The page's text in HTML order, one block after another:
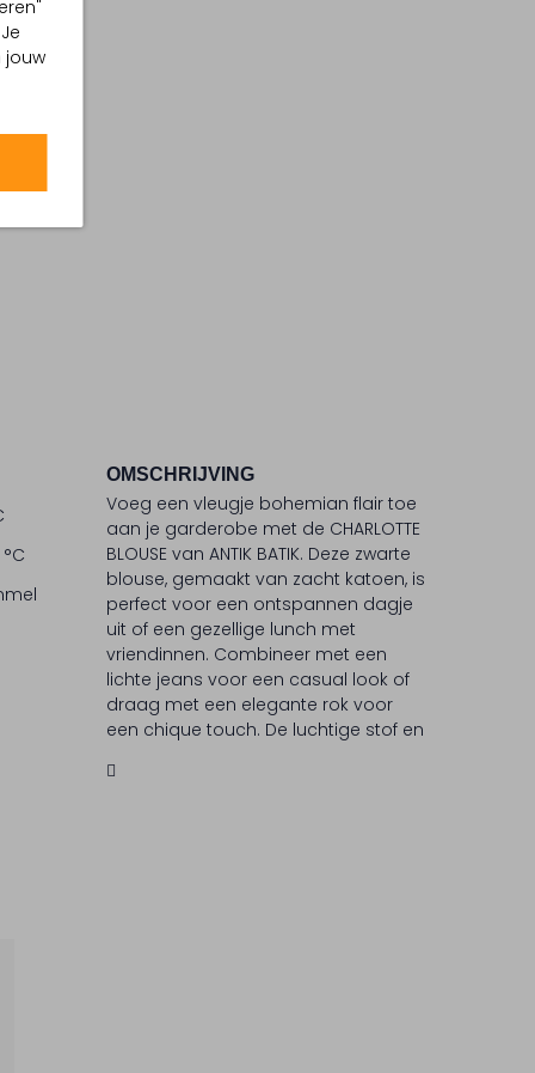
jouw
OMSCHRIJVING
Voeg een vleugje bohemian flair toe
aan je garderobe met de CHARLOTTE
BLOUSE van ANTIK BATIK. Deze zwarte
blouse, gemaakt van zacht katoen, is
perfect voor een ontspannen dagje
uit of een gezellige lunch met
vriendinnen. Combineer met een
lichte jeans voor een casual look of
draag met een elegante rok voor
een chique touch. De luchtige stof en
een veelzijdige must-have voor elke